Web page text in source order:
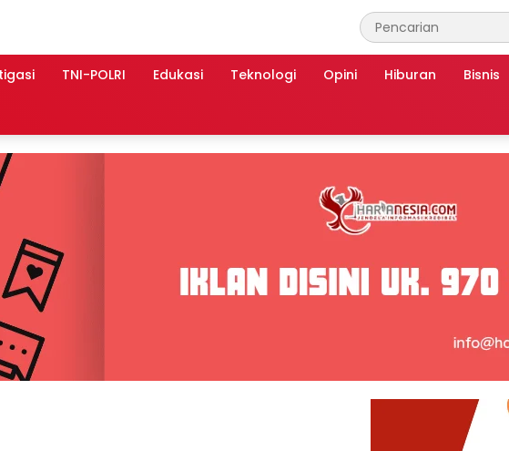
TNI-POLRI Edukasi Teknologi Opini Hiburan Bisnis